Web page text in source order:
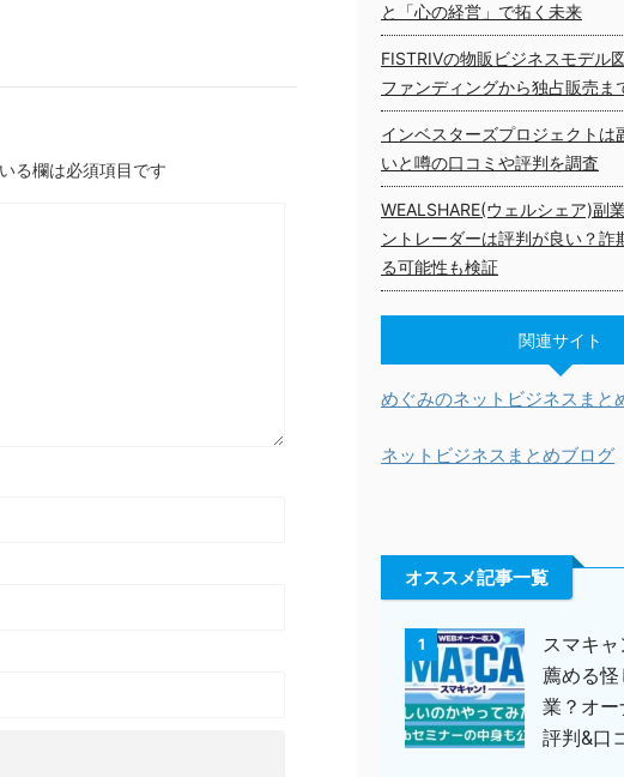
る欄は必須項目です
と「心の経営」で拓く未来
FISTRIVの物販ビジネスモデル
ファンディングから独占販売ま
インベスターズプロジェクトは
いと噂の口コミや評判を調査
WEALSHARE(ウェルシェア)副
ントレーダーは評判が良い？詐
る可能性も検証
関連サイト
めぐみのネットビジネスまと
ネットビジネスまとめブログ
オススメ記事一覧
1
スマキ
薦める
業？オ
評判&口